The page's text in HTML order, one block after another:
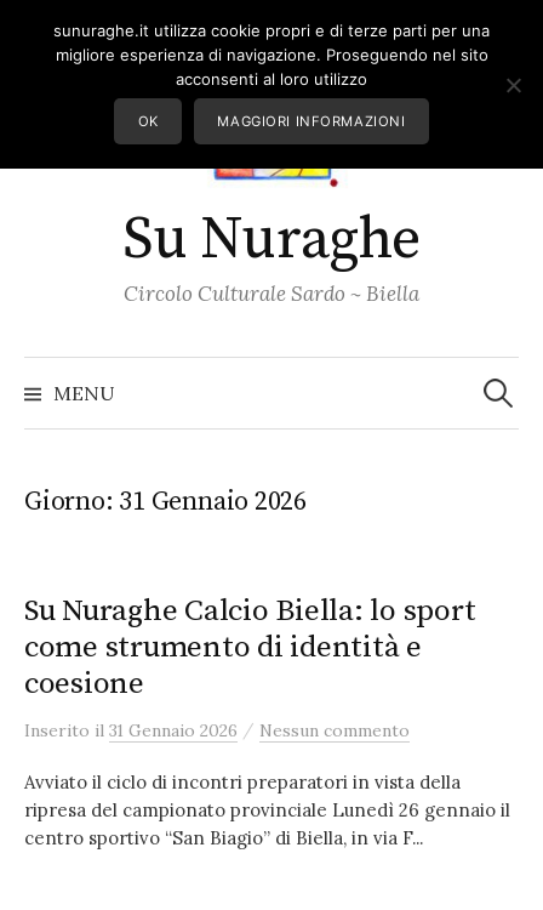
Su Nuraghe
Circolo Culturale Sardo ~ Biella
MENU per:
Giorno: 31 Gennaio 2026
Su Nuraghe Calcio Biella: lo sport
come strumento di identità e
coesione
Inserito il 31 Gennaio 2026 / Nessun commento
Avviato il ciclo di incontri preparatori in vista della
ripresa del campionato provinciale Lunedì 26 gennaio il
centro sportivo “San Biagio” di Biella, in via F...
sunuraghe.it utilizza cookie propri e di terze parti per una
migliore esperienza di navigazione. Proseguendo nel sito
acconsenti al loro utilizzo
OK MAGGIORI INFORMAZIONI